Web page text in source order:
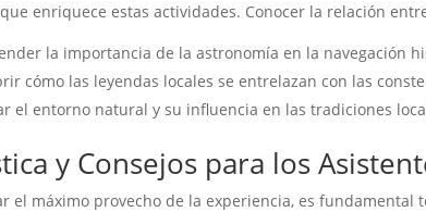
enriquece estas actividades. Conocer la relación
la importancia de la astronomía en la navegación
cómo las leyendas locales se entrelazan con las
el entorno natural y su influencia en las tradiciones
y Consejos para los
el máximo provecho de la experiencia, es